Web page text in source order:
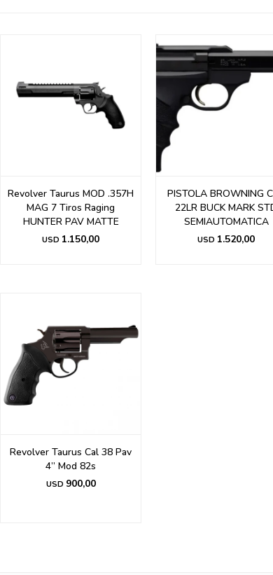
Revolver Taurus MOD .357H
MAG 7 Tiros Raging
HUNTER PAV MATTE
USD 1.150,00
PISTOLA BROWNING
22LR BUCK MARK
SEMIAUTOMATICA
USD 1.520,00
Revolver Taurus Cal 38 Pav
4” Mod 82s
USD 900,00